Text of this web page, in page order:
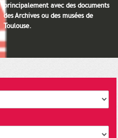
principalement avec des documents
des Archives ou des musées de
Toulouse.